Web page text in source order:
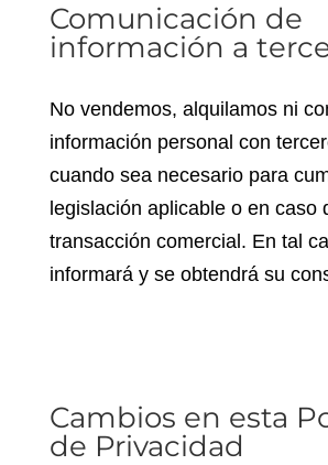
Comunicación de
información a
No vendemos, alquilamos ni
información personal con
cuando sea necesario para
legislación aplicable o en caso
transacción comercial. En tal
informará y se obtendrá su
Cambios en esta
de Privacidad